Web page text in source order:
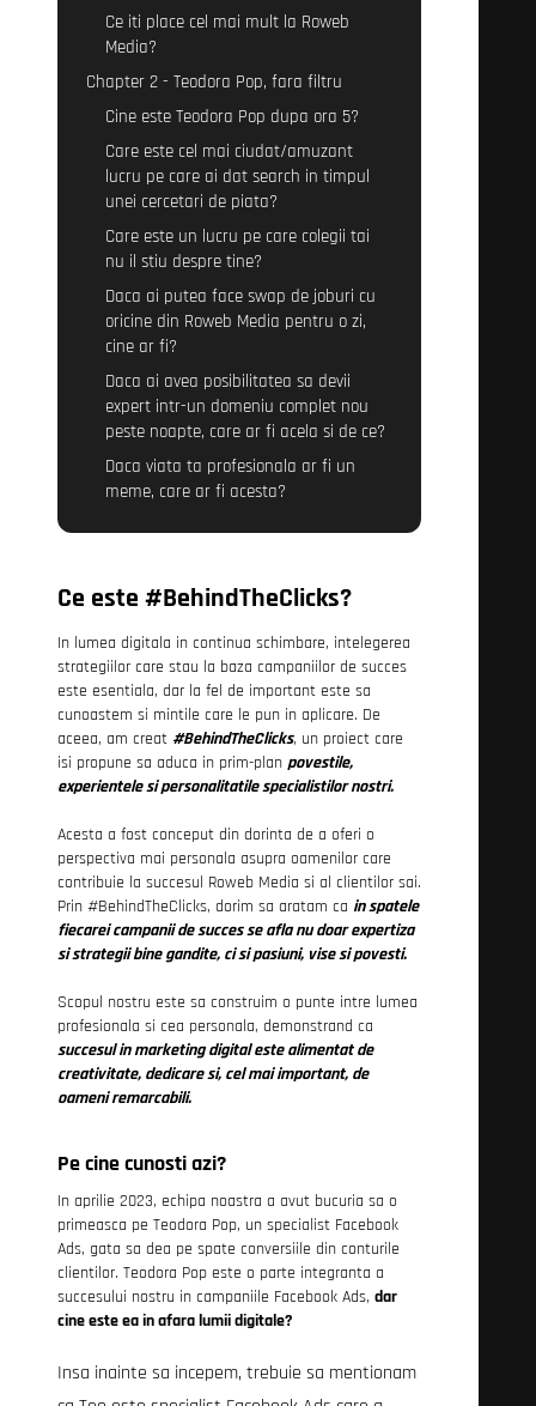
Ce iti place cel mai mult la Roweb
Media?
Chapter 2 - Teodora Pop, fara filtru
Cine este Teodora Pop dupa ora 5?
Care este cel mai ciudat/amuzant
lucru pe care ai dat search in timpul
unei cercetari de piata?
Care este un lucru pe care colegii tai
nu il stiu despre tine?
Daca ai putea face swap de joburi cu
oricine din Roweb Media pentru o zi,
cine ar fi?
Daca ai avea posibilitatea sa devii
expert intr-un domeniu complet nou
peste noapte, care ar fi acela si de ce?
Daca viata ta profesionala ar fi un
meme, care ar fi acesta?
Ce este #BehindTheClicks?
In lumea digitala in continua schimbare, intelegerea
strategiilor care stau la baza campaniilor de succes
este esentiala, dar la fel de important este sa
cunoastem si mintile care le pun in aplicare. De
aceea, am creat #BehindTheClicks, un proiect care
isi propune sa aduca in prim-plan povestile,
experientele si personalitatile specialistilor nostri.
Acesta a fost conceput din dorinta de a oferi o
perspectiva mai personala asupra oamenilor care
contribuie la succesul Roweb Media si al clientilor sai.
Prin #BehindTheClicks, dorim sa aratam ca in spatele
fiecarei campanii de succes se afla nu doar expertiza
si strategii bine gandite, ci si pasiuni, vise si povesti.
Scopul nostru este sa construim o punte intre lumea
profesionala si cea personala, demonstrand ca
succesul in marketing digital este alimentat de
creativitate, dedicare si, cel mai important, de
oameni remarcabili.
Pe cine cunosti azi?
In aprilie 2023, echipa noastra a avut bucuria sa o
primeasca pe Teodora Pop, un specialist Facebook
Ads, gata sa dea pe spate conversiile din conturile
clientilor. Teodora Pop este o parte integranta a
succesului nostru in campaniile Facebook Ads, dar
cine este ea in afara lumii digitale?
Insa inainte sa incepem, trebuie sa mentionam